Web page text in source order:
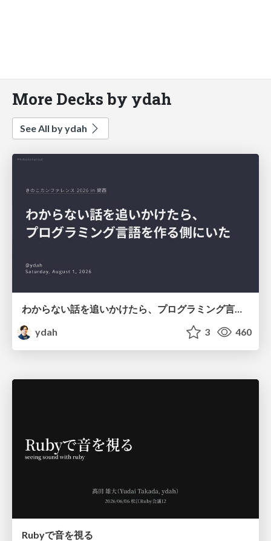
More Decks by ydah
See All by ydah
わからない話を追いかけたら、プログラミング言語を作る側にいた
ydah
3 460
Rubyで音を視る